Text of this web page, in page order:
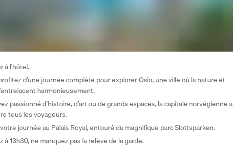
à l'hôtel.
d’une journée complète pour explorer Oslo, une ville où la nature et
harmonieusement.
passionné d’histoire, d’art ou de grands espaces, la capitale norvégienne a
tous les voyageurs.
journée au Palais Royal, entouré du magnifique parc Slottsparken.
à 13h30, ne manquez pas la relève de la garde.